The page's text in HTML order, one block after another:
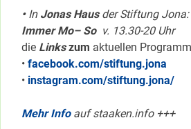
•InJonas Hausder Stiftung Jona:
Immer Mo– So v. 13.30-20 Uhr
die Linkszum aktuellen Programm
• facebook.com/stiftung.jona
• instagram.com/stiftung.jona/
Mehr Infoauf staaken.info +++